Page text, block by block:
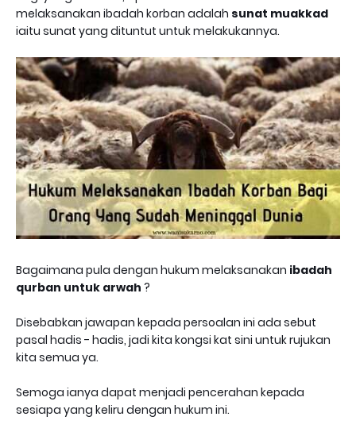
melaksanakan ibadah korban adalah sunat muakkad
iaitu sunat yang dituntut untuk melakukannya.
Bagaimana pula dengan hukum melaksanakan ibadah
qurban untuk arwah ?
Disebabkan jawapan kepada persoalan ini ada sebut
pasal hadis - hadis, jadi kita kongsi kat sini untuk rujukan
kita semua ya.
Semoga ianya dapat menjadi pencerahan kepada
sesiapa yang keliru dengan hukum ini.